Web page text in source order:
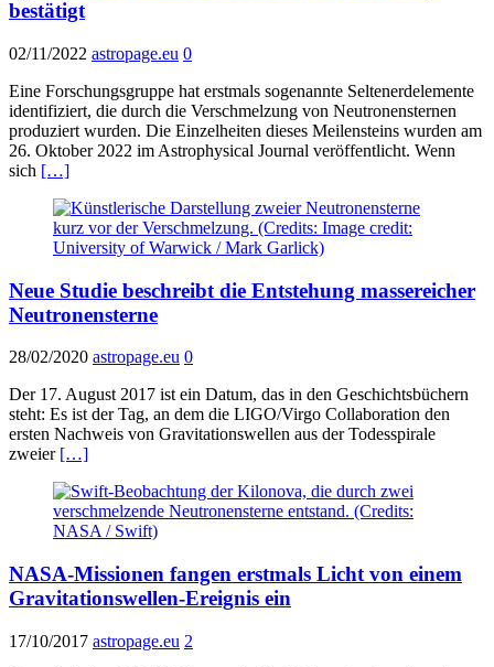
bestätigt
02/11/2022 astropage.eu 0
Eine Forschungsgruppe hat erstmals sogenannte Seltenerdelemente
identifiziert, die durch die Verschmelzung von Neutronensternen
produziert wurden. Die Einzelheiten dieses Meilensteins wurden am
26. Oktober 2022 im Astrophysical Journal veröffentlicht. Wenn
sich […]
Neue Studie beschreibt die Entstehung massereicher
Neutronensterne
28/02/2020 astropage.eu 0
Der 17. August 2017 ist ein Datum, das in den Geschichtsbüchern
steht: Es ist der Tag, an dem die LIGO/Virgo Collaboration den
ersten Nachweis von Gravitationswellen aus der Todesspirale
zweier […]
NASA-Missionen fangen erstmals Licht von einem
Gravitationswellen-Ereignis ein
17/10/2017 astropage.eu 2